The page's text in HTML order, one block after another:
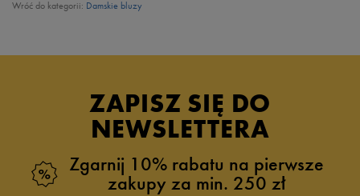
Wróć do kategorii: Damskie bluzy
ZAPISZ SIĘ DO
NEWSLETTERA
Zgarnij 10% rabatu na pierwsze
zakupy za min. 250 zł